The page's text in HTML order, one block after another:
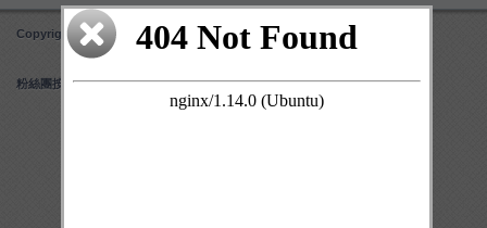
Copyright 3C 新報
粉絲團按讚: